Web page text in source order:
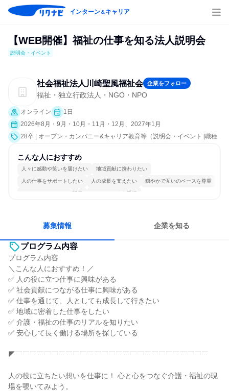
インターン＆キャリア
【WEB開催】福祉の仕事を知る法人説明会
説明会・イベント
社会福祉法人川崎聖風福祉会 企業をフォロー
福祉・独立行政法人・NGO・NPO
オンライン
1日
2026年8月・9月・10月・11月・12月、2027年1月
28卒 | オープン・カンパニー&キャリア教育等（説明会・イベント [職種
こんな人におすすめ
人々に感動や笑いを届けたい 地域貢献に携わりたい
人の仕事をサポートしたい 人の成長を支えたい 穏やかで互いのペースを尊重
コミュニケーションが活発 チームワークを重視
募集情報 企業を知る
プログラム内容
プログラム内容
＼こんな人におすすめ！／
✅ 人の役に立つ仕事に興味がある
✅ 社会貢献につながる仕事に興味がある
✅ 仕事を通じて、人としても成長して行きたい
✅ 地域に密着した仕事をしたい
✅ 介護・福祉の仕事のリアルを知りたい
✅ 安心して長く働ける場所を探している
◤￣￣￣￣￣￣￣￣￣￣￣￣￣￣￣￣￣￣￣￣￣￣￣￣￣￣￣
人の役に立ちたい想いを仕事に！ 心と心をつなぐ介護・福祉の現
場を覗いてみよう。